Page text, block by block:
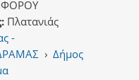
Πλατανιάς
-
› Δήμος